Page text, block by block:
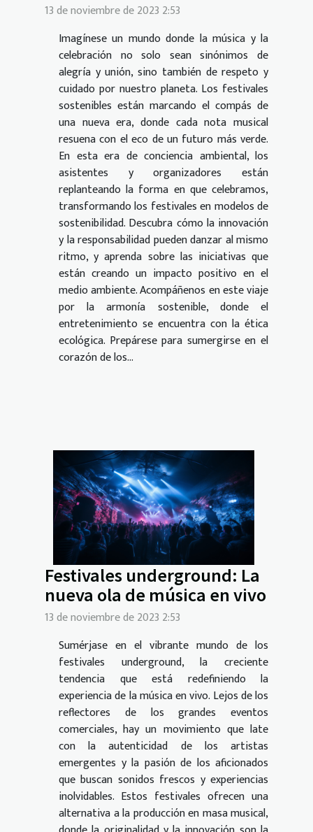
13 de noviembre de 2023 2:53
Imagínese un mundo donde la música y la
celebración no solo sean sinónimos de
alegría y unión, sino también de respeto y
cuidado por nuestro planeta. Los festivales
sostenibles están marcando el compás de
una nueva era, donde cada nota musical
resuena con el eco de un futuro más verde.
En esta era de conciencia ambiental, los
asistentes y organizadores están
replanteando la forma en que celebramos,
transformando los festivales en modelos de
sostenibilidad. Descubra cómo la innovación
y la responsabilidad pueden danzar al mismo
ritmo, y aprenda sobre las iniciativas que
están creando un impacto positivo en el
medio ambiente. Acompáñenos en este viaje
por la armonía sostenible, donde el
entretenimiento se encuentra con la ética
ecológica. Prepárese para sumergirse en el
corazón de los...
Festivales underground: La
nueva ola de música en vivo
13 de noviembre de 2023 2:53
Sumérjase en el vibrante mundo de los
festivales underground, la creciente
tendencia que está redefiniendo la
experiencia de la música en vivo. Lejos de los
reflectores de los grandes eventos
comerciales, hay un movimiento que late
con la autenticidad de los artistas
emergentes y la pasión de los aficionados
que buscan sonidos frescos y experiencias
inolvidables. Estos festivales ofrecen una
alternativa a la producción en masa musical,